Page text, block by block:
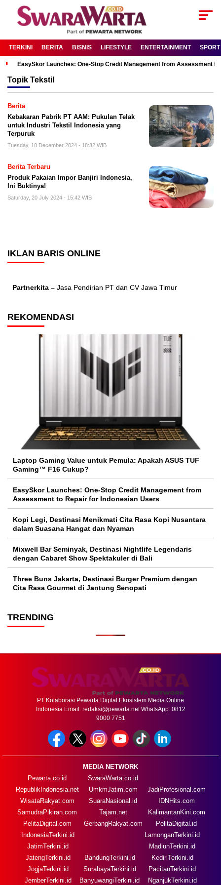
TERKINI BERITA BISNIS LIFESTYLE ENTERTAINMENT SPORT
EasySkor Launches: One-Stop Credit Management from Assessment
Topik Tekstil
Berita
Kebakaran Pabrik PT AAM: Pukulan Telak
untuk Industri Tekstil Indonesia yang
Terpuruk
Tuesday, 10 December 2024 - 18:32 WIB
Berita Terbaru
Produk Pakaian Impor Banjiri Indonesia,
Ini Buktinya!
Saturday, 20 July 2024 - 15:42 WIB
IKLAN BARIS ONLINE
Partnerkita – Jasa Pendirian PT dan CV Jawa Timur
REKOMENDASI
Laptop Gaming Value untuk Pemula: Apakah ASUS TUF
Gaming™ F16 Cukup?
EasySkor Launches: One-Stop Credit Management from
Assessment to Repair for Indonesian Users
Kopi Legi, Destinasi Menikmati Cita Rasa Kopi Nusantara
dalam Suasana Hangat dan Nyaman
Mixwell Bar Seminyak, Destinasi Nightlife Legendaris
dengan Cabaret Show Spektakuler di Bali
Three Buns Jakarta, Destinasi Burger Premium dengan
Cita Rasa Gourmet di Jantung Senopati
TRENDING
PT Kolaborasi Pewarta Digital Ekosistem Media Online
Indonesia Email: redaksi@pewarta.netWhatsApp: 0812
9000 7751
MEDIA NETWORK
Pewarta.co.id
RepublikIndonesia.net
WisataRakyat.com
SamudraPikiran.com
PelitaDigital.com
SwaraWarta.co.id
UmkmJatim.com
SuaraNasional.id
Tajam.net
GerbangRakyat.com
JadiProfesional.com
IDNHits.com
KalimantanKini.com
PelitaDigital.id
IndonesiaTerkini.id
JatimTerkini.id
JatengTerkini.id
JogjaTerkini.id
JemberTerkini.id
BandungTerkini.id
SurabayaTerkini.id
BanyuwangiTerkini.id
LamonganTerkini.id
MadiunTerkini.id
KediriTerkini.id
PacitanTerkini.id
NganjukTerkini.id